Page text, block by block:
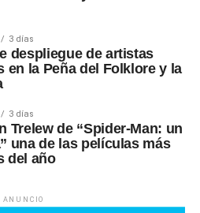
3 días
despliegue de artistas
en la Peña del Folklore y la
3 días
Trelew de “Spider-Man: un
una de las películas más
del año
ANUNCIO